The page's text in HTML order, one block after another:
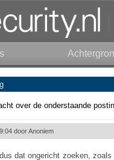
over de onderstaande
doorAnoniem
dat ongericht zoeken,